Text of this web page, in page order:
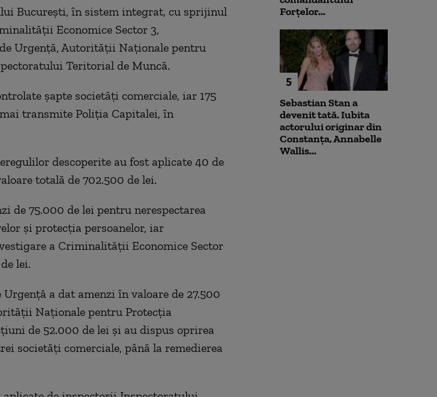
București, în sistem integrat, cu sprijinul
Economice Sector 3,
Urgență, Autorității Naționale pentru
Teritorial de Muncă.
șapte societăți comerciale, iar 175
transmite Poliția Capitalei, în
descoperite au fost aplicate 40 de
totală de 702.500 de lei.
de 75.000 de lei pentru nerespectarea
și protecția persoanelor, iar
a Criminalității Economice Sector
lei.
a dat amenzi în valoare de 27.500
Naționale pentru Protecția
de 52.000 de lei și au dispus oprirea
societăți comerciale, până la remedierea
Forțelor...
5
Sebastian Stan a
devenit tată. Iubita
actorului originar din
Constanța, Annabelle
Wallis...